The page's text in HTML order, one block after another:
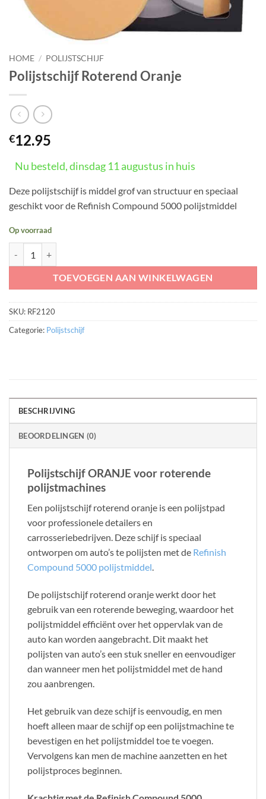
HOME / POLIJSTSCHIJF
Polijstschijf Roterend Oranje
€12.95
Nu besteld, dinsdag 11 augustus in huis
Deze polijstschijf is middel grof van structuur en speciaal
geschikt voor de Refinish Compound 5000 polijstmiddel
Op voorraad
TOEVOEGEN AAN WINKELWAGEN
SKU: RF2120
Categorie: Polijstschijf
BESCHRIJVING
BEOORDELINGEN (0)
Polijstschijf ORANJE voor roterende
polijstmachines
Een polijstschijf roterend oranje is een polijstpad
voor professionele detailers en
carrosseriebedrijven. Deze schijf is speciaal
ontworpen om auto’s te polijsten met de Refinish
Compound 5000 polijstmiddel.
De polijstschijf roterend oranje werkt door het
gebruik van een roterende beweging, waardoor het
polijstmiddel efficiënt over het oppervlak van de
auto kan worden aangebracht. Dit maakt het
polijsten van auto’s een stuk sneller en eenvoudiger
dan wanneer men het polijstmiddel met de hand
zou aanbrengen.
Het gebruik van deze schijf is eenvoudig, en men
hoeft alleen maar de schijf op een polijstmachine te
bevestigen en het polijstmiddel toe te voegen.
Vervolgens kan men de machine aanzetten en het
polijstproces beginnen.